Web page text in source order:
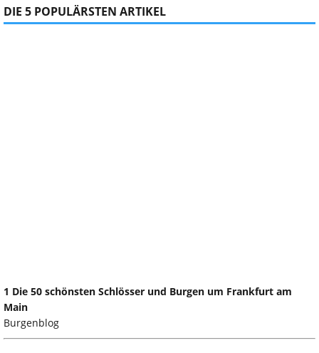
DIE 5 POPULÄRSTEN ARTIKEL
1 Die 50 schönsten Schlösser und Burgen um Frankfurt am
Main
Burgenblog